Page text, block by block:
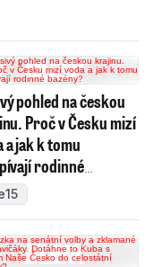
pohled na českou
Proč v Česku mizí
a jak k tomu
rodinné